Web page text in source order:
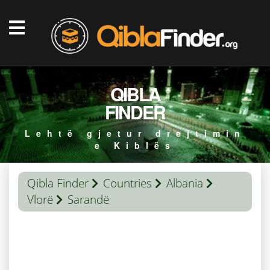
QIBLA
FINDER
Lehtë gjetur drejtimin
e Kiblës
Qibla Finder Countries
Albania
Vlorë
Sarandë